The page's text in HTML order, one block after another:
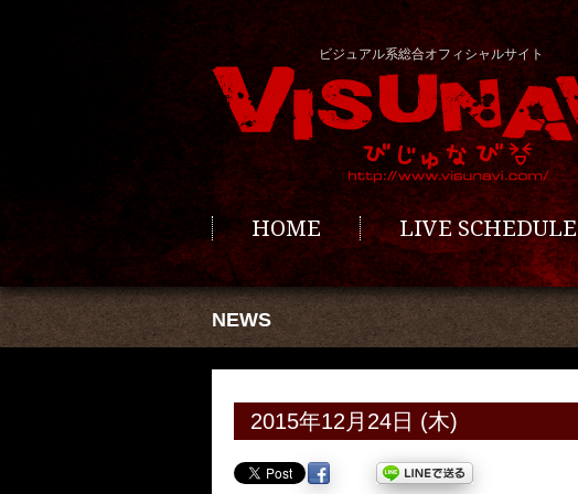
ビジュアル系総合オフィシャルサイト
HOME LIVE SCHEDULE
NEWS
2015年12月24日 (木)